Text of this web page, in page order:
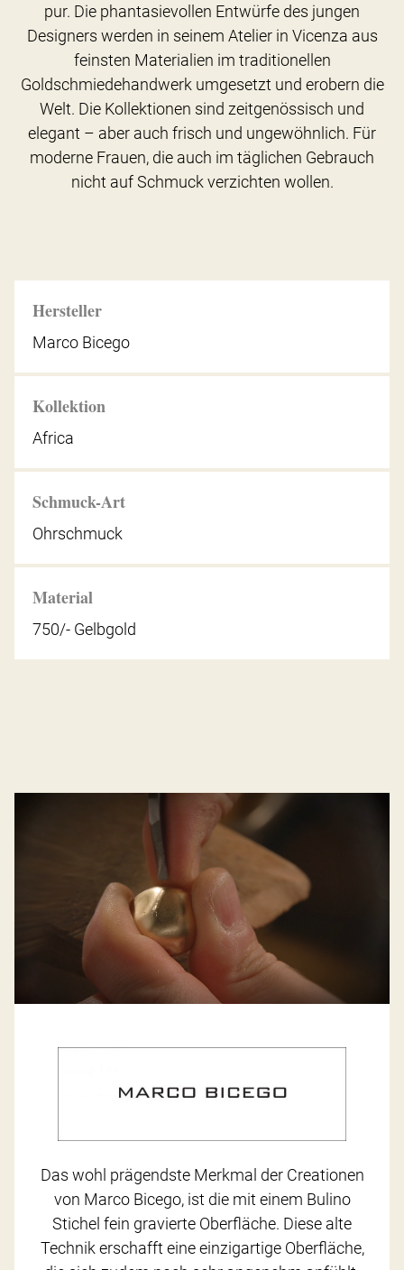
Hersteller
Marco Bicego
Kollektion
Africa
Schmuck-Art
Ohrschmuck
Material
750/- Gelbgold
pur. Die phantasievollen Entwürfe des jungen
Designers werden in seinem Atelier in Vicenza aus
feinsten Materialien im traditionellen
Goldschmiedehandwerk umgesetzt und erobern die
Welt. Die Kollektionen sind zeitgenössisch und
elegant – aber auch frisch und ungewöhnlich. Für
moderne Frauen, die auch im täglichen Gebrauch
nicht auf Schmuck verzichten wollen.
Das wohl prägendste Merkmal der Creationen
von Marco Bicego, ist die mit einem Bulino
Stichel fein gravierte Oberfläche. Diese alte
Technik erschafft eine einzigartige Oberfläche,